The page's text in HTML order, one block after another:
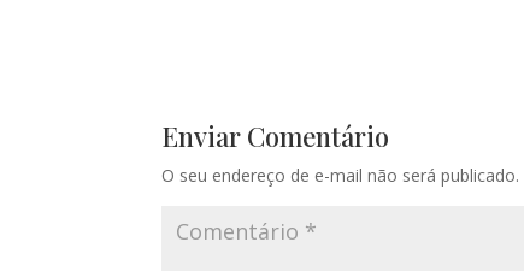
Enviar Comentário
O seu endereço de e-mail não será publicado.